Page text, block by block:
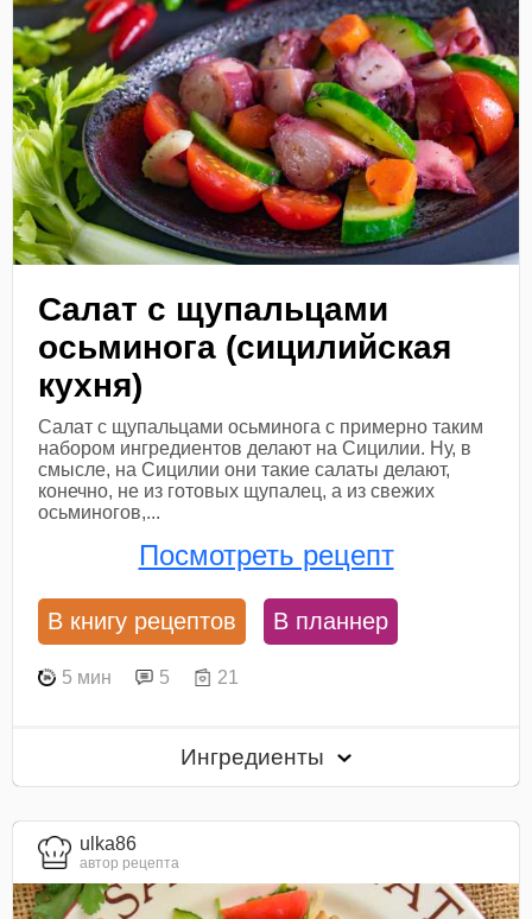
Салат с щупальцами
осьминога (сицилийская
кухня)
Салат с щупальцами осьминога с примерно таким
набором ингредиентов делают на Сицилии. Ну, в
смысле, на Сицилии они такие салаты делают,
конечно, не из готовых щупалец, а из свежих
осьминогов,...
Посмотреть рецепт
В книгу рецептов В планнер
5 мин 5 21
Ингредиенты
ulka86
автор рецепта